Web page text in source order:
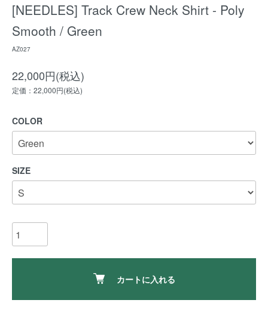
[NEEDLES] Track Crew Neck Shirt - Poly
Smooth / Green
AZ027
22,000円(税込)
定価：22,000円(税込)
COLOR
SIZE
カートに入れる